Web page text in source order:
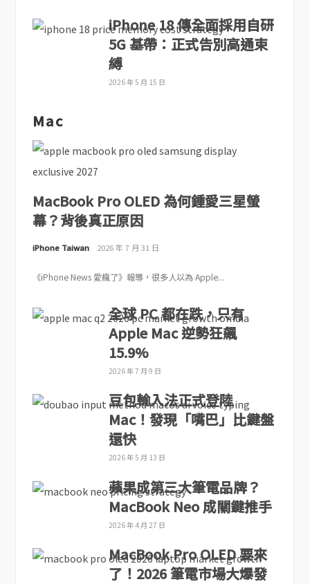
iPhone 18 傳全面採用自研
5G 基帶：正式告別高通束
縛
2026 年 5 月 15 日
Mac
MacBook Pro OLED 為何鍾愛三星螢
幕？背後真正原因
iPhone Taiwan 2026 年 7 月 31 日
《iPhone News 愛瘋了》報導，很多人以為 Apple...
全球 PC 都在跌，只有
Apple Mac 逆勢狂飆
15.9%
2026 年 7 月 9 日
豆包輸入法正式登陸
Mac！發現「嘴巴」比鍵盤
還快
2026 年 5 月 13 日
蘋果成第三大筆電品牌？
MacBook Neo 成關鍵推手
2026 年 4 月 27 日
MacBook Pro OLED 要來
了！2026 筆電市場大爆發